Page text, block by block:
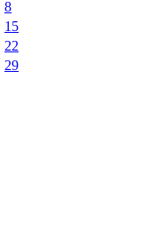
8
15
22
29